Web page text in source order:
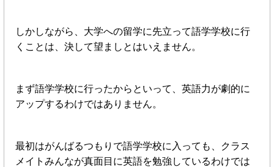
しかしながら、大学への留学に先立って語学学校に行
くことは、決して望ましとはいえません。
まず語学学校に行ったからといって、英語力が劇的に
アップするわけではありません。
最初はがんばるつもりで語学学校に入っても、クラス
メイトみんなが真面目に英語を勉強しているわけでは